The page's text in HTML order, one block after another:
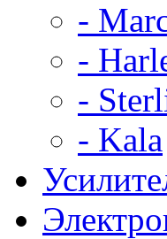
-
-
-
- Kala